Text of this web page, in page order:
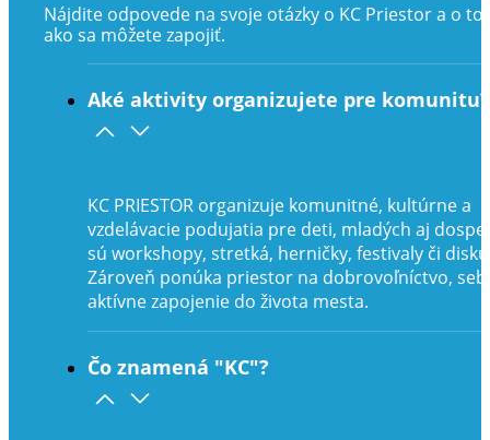
Nájdite odpovede na svoje otázky o KC Priestor a o
ako sa môžete zapojiť.
Aké aktivity organizujete pre komunitu?
KC PRIESTOR organizuje komunitné, kultúrne a
vzdelávacie podujatia pre deti, mladých aj
sú workshopy, stretká, herničky, festivaly či
Zároveň ponúka priestor na dobrovoľníctvo,
aktívne zapojenie do života mesta.
Čo znamená "KC"?